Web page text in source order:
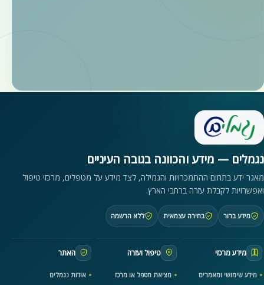
נגמלים — מידע והכוונה בגובה העיניים
מאגר ידע בתחום ההתמכרויות והגמילה, לצד מידע על מטפלים, מרכזי טיפול
ואפשרויות לקבלת עזרה ברחבי הארץ.
מידע ברור בחירה עצמאית ללא הרשמה
מידע מרכזי
מידע שימושי ומאמרים
טיפול ועזרה
מציאת מטפל או מרכז
האתר
אודות נגמלים